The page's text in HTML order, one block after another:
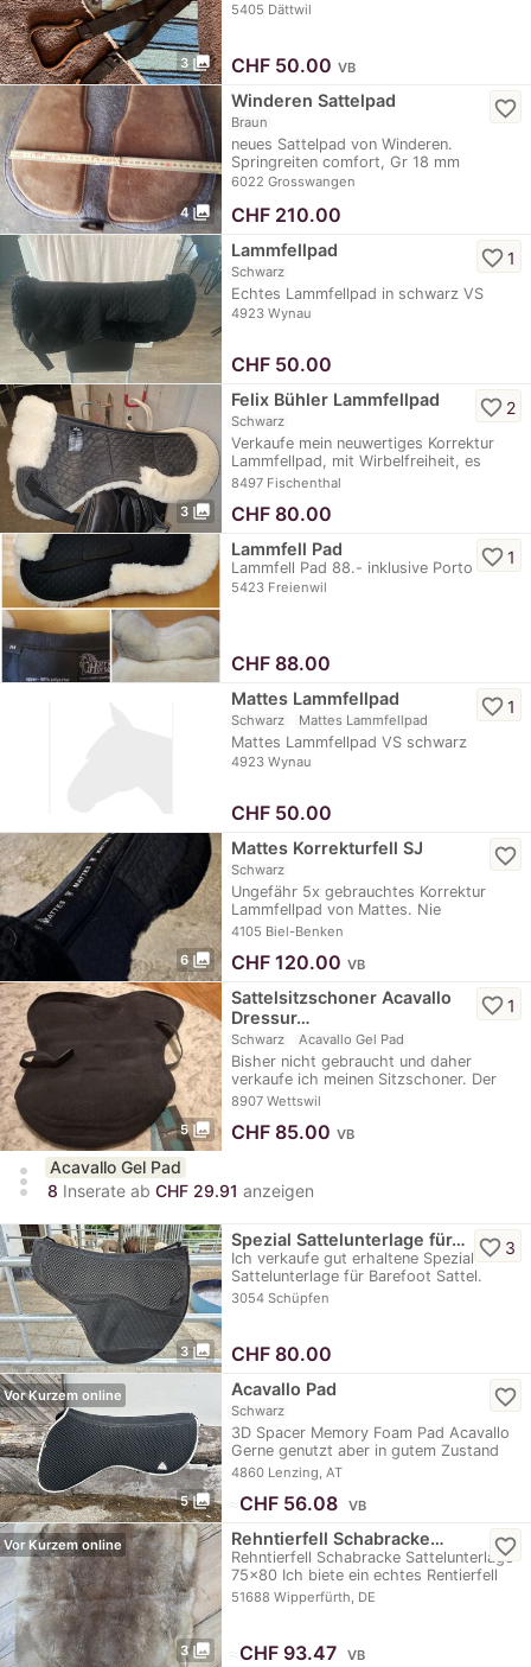
3 photo_library
habe.…
5405 Dättwil
CHF50.00 VB
4 photo_library
Winderen Sattelpad
Braun
neues Sattelpad von Winderen.
Springreiten comfort, Gr 18 mm
6022 Grosswangen
favorite_border
CHF210.00
Lammfellpad
Schwarz
Echtes Lammfellpad in schwarz VS
4923 Wynau
favorite_border1
CHF50.00
3 photo_library
Felix Bühler Lammfellpad
Schwarz
Verkaufe mein neuwertiges Korrektur
Lammfellpad, mit Wirbelfreiheit, es
hat…
8497 Fischenthal
favorite_border 2
CHF80.00
Lammfell Pad
Lammfell Pad 88.- inklusive Porto
5423 Freienwil
favorite_border1
CHF88.00
Mattes Lammfellpad
Schwarz Mattes Lammfellpad
Mattes Lammfellpad VS schwarz
4923 Wynau
favorite_border1
CHF50.00
6 photo_library
Mattes Korrekturfell SJ
Schwarz
Ungefähr 5x gebrauchtes Korrektur
Lammfellpad von Mattes. Nie
gewaschen, da nicht…
4105 Biel-Benken
favorite_border
CHF120.00 VB
5 photo_library
Sattelsitzschoner Acavallo
Dressur…
Schwarz Acavallo Gel Pad
Bisher nicht gebraucht und daher
verkaufe ich meinen Sitzschoner. Der
Gel Pad, Dri…
8907 Wettswil
favorite_border1
CHF85.00 VB
more_vert
Acavallo Gel Pad
8 Inserate ab CHF 29.91 anzeigen
3 photo_library
Spezial Sattelunterlage für…
Ich verkaufe gut erhaltene Spezial
Sattelunterlage für Barefoot Sattel.
Unterseite aus…
3054 Schüpfen
favorite_border 3
CHF80.00
5 photo_library
Vor Kurzem online Acavallo Pad
Schwarz
3D Spacer Memory Foam Pad Acavallo
Gerne genutzt aber in gutem Zustand
Wird vor…
4860 Lenzing, AT
favorite_border
CHF 56.08 VB
3 photo_library
Vor Kurzem online Rehntierfell Schabracke…
Rehntierfell Schabracke Sattelunterlage
75x80 Ich biete ein echtes Rentierfell
zum…
51688 Wipperfürth, DE
favorite_border
CHF 93.47 VB